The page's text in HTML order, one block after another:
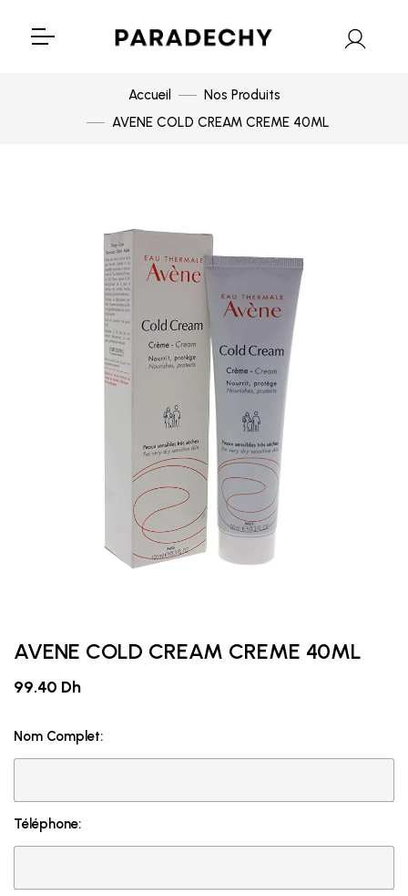
Accueil
Nos Produits
AVENE COLD CREAM CREME 40ML
AVENE COLD CREAM CREME 40ML
99.40 Dh
Nom Complet:
Téléphone: